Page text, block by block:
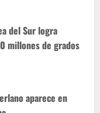
del Sur logra
millones de grados
aparece en